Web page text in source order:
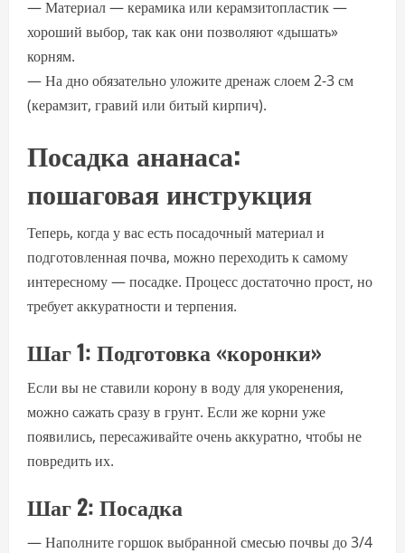
— Материал — керамика или керамзитопластик —
хороший выбор, так как они позволяют «дышать»
корням.
— На дно обязательно уложите дренаж слоем 2-3 см
(керамзит, гравий или битый кирпич).
Посадка ананаса:
пошаговая инструкция
Теперь, когда у вас есть посадочный материал и
подготовленная почва, можно переходить к самому
интересному — посадке. Процесс достаточно прост, но
требует аккуратности и терпения.
Шаг 1: Подготовка «коронки»
Если вы не ставили корону в воду для укоренения,
можно сажать сразу в грунт. Если же корни уже
появились, пересаживайте очень аккуратно, чтобы не
повредить их.
Шаг 2: Посадка
— Наполните горшок выбранной смесью почвы до 3/4